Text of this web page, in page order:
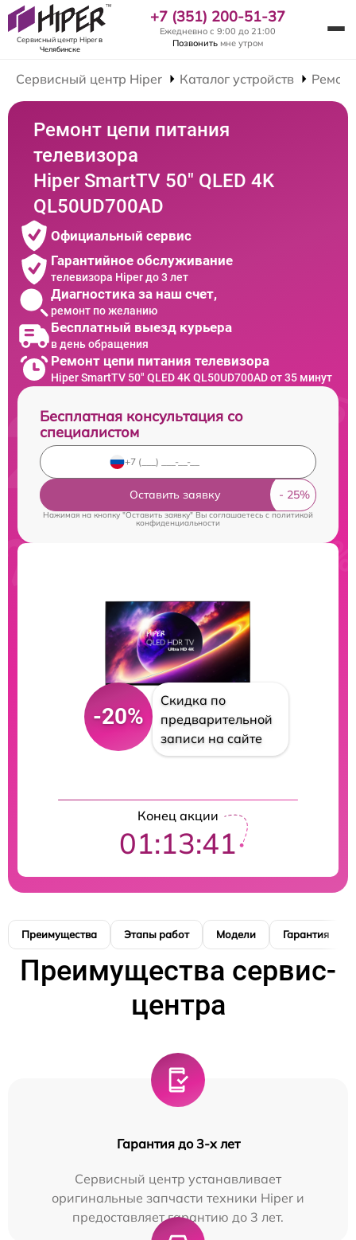
Сервисный центр Hiperв
Челябинске
+7 (351) 200-51-37
Ежедневно с 9:00 до 21:00
Позвонить мне утром
Сервисный центр Hiper Каталог устройств
Ремонт цепи питания
телевизора
Hiper SmartTV 50" QLED 4K
QL50UD700AD
Официальный сервис
Гарантийное обслуживание
телевизора Hiper до 3 лет
Диагностика за наш счет,
ремонт по желанию
Бесплатный выезд курьера
в день обращения
Ремонт цепи питания телевизора
Hiper SmartTV 50" QLED 4K QL50UD700AD от 35 минут
Бесплатная консультация со
специалистом
Оставить заявку
Нажимая на кнопку "Оставить заявку" Вы соглашаетесь cполитикой
конфиденциальности
-20%
Скидка по
предварительной
записи на сайте
Конец акции
01:13:40
Преимущества Этапы работ Модели Гарантия
Преимущества сервис-
центра
Гарантия до 3-х лет
Сервисный центр устанавливает
оригинальные запчасти техники Hiper и
предоставляет гарантию до 3 лет.